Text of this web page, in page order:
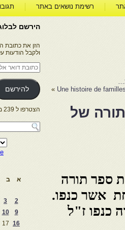
רשימת נושאים באתר
Une histoire de
»
של
ספר תורה
אשר כנפו.
כנפו ז"ל
הירשם
הזן את כתובת
ולקבל הודעות
כתובת
דואר
אלקטרוני
להירשם
הצטרפו ל 239 מנויים נוספים
א
ב
2
3
9
10
16
17